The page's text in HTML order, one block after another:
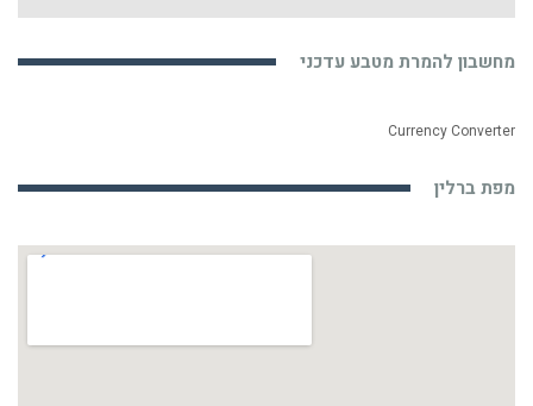
מחשבון להמרת מטבע עדכני
Currency Converter
מפת ברלין